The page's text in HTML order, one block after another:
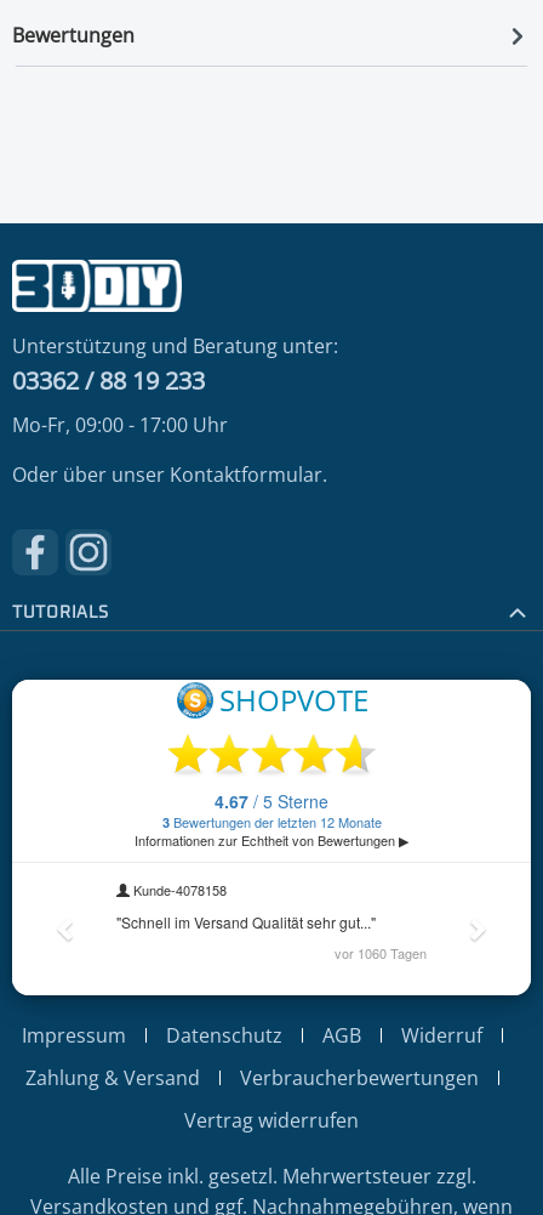
Bewertungen
Unterstützung und Beratung unter:
03362 / 88 19 233
Mo-Fr, 09:00 - 17:00 Uhr
Oder über unser Kontaktformular.
Besuche uns auf Facebook – öffnet in neuem Tab
Schau auf Instagram vorbei – öffnet in neuem Tab
TUTORIALS
Impressum Datenschutz AGB
Widerruf
Zahlung & Versand
Verbraucherbewertungen
Vertrag widerrufen
Alle Preise inkl. gesetzl. Mehrwertsteuer zzgl.
Versandkosten und ggf. Nachnahmegebühren, wenn